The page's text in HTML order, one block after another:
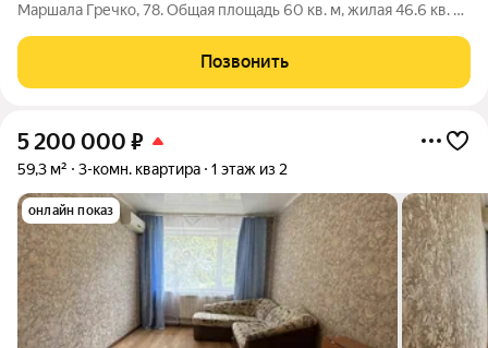
Маршала Гречко, 78. Общая площадь 60 кв. м, жилая 46.6 кв. м.
кирпичного дома 1972 года постройки. Высота потолков 2.7
метра. Квартира без
Позвонить
5 200 000 ₽
59,3 м² 3-комн. квартира 1 этаж из 2
онлайн показ